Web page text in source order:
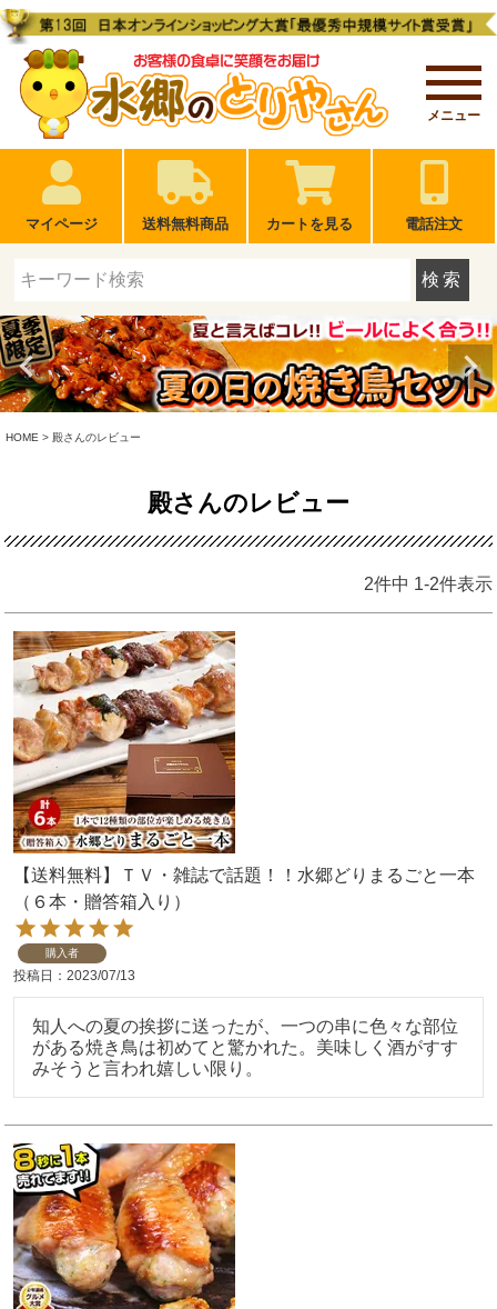
メニュー
マイページ 送料無料商品 カートを見る 電話注文
検索
HOME 殿さんのレビュー
殿さんのレビュー
2件中 1-2件表示
【送料無料】ＴＶ・雑誌で話題！！水郷どりまるごと一本
（６本・贈答箱入り）
購入者
投稿日 2023/07/13
知人への夏の挨拶に送ったが、一つの串に色々な部位
がある焼き鳥は初めてと驚かれた。美味しく酒がすす
みそうと言われ嬉しい限り。